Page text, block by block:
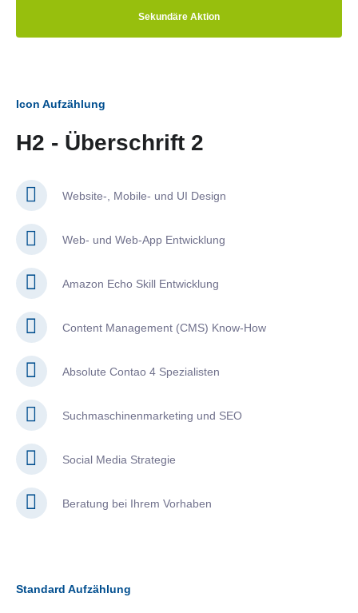
Sekundäre Aktion
Icon Aufzählung
H2 - Überschrift 2
Website-, Mobile- und UI Design
Web- und Web-App Entwicklung
Amazon Echo Skill Entwicklung
Content Management (CMS) Know-How
Absolute Contao 4 Spezialisten
Suchmaschinenmarketing und SEO
Social Media Strategie
Beratung bei Ihrem Vorhaben
Standard Aufzählung